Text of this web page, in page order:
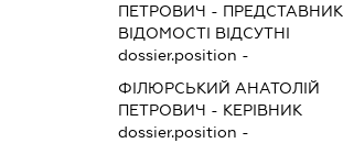
ПЕТРОВИЧ - ПРЕДСТАВНИК
ВІДОМОСТІ ВІДСУТНІ
dossier.position -
ФІЛЮРСЬКИЙ АНАТОЛІЙ
ПЕТРОВИЧ - КЕРІВНИК
dossier.position -